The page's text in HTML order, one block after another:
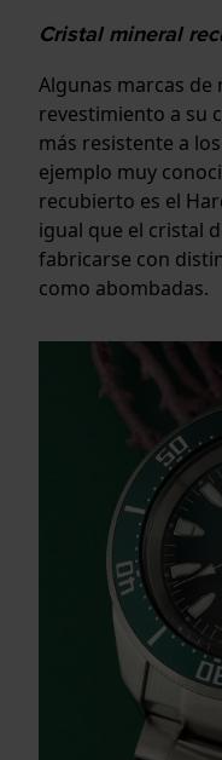
Cristal mineral
Algunas marcas de
revestimiento a su
más resistente a
ejemplo muy
recubierto es el
igual que el cristal
fabricarse con
como abombadas.